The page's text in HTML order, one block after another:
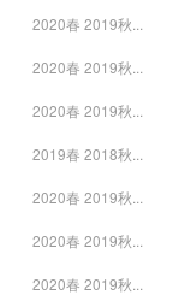
2020春 2019秋...
2020春 2019秋...
2020春 2019秋...
2019春 2018秋...
2020春 2019秋...
2020春 2019秋...
2020春 2019秋...